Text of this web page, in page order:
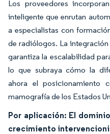
Los proveedores
inteligente que enrutan
a especialistas con
de radiólogos. La
garantiza la escalabilidad
lo que subraya cómo la
ahora el posicionamiento
mamografía de los Estados
Por aplicación: El
crecimiento